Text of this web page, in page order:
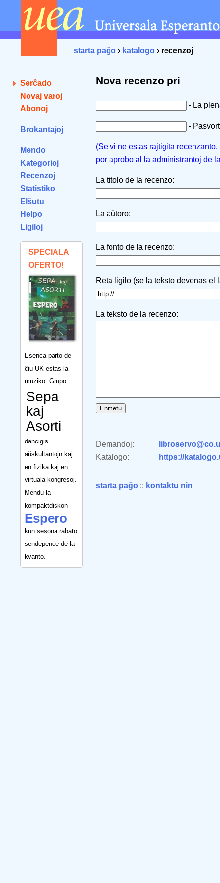
starta paĝo › katalogo › recenzoj
Serĉado
Novaj varoj
Abonoj
Brokantaĵoj
Mendo
Kategorioj
Recenzoj
Statistiko
Elŝutu
Helpo
Ligiloj
SPECIALA
OFERTO!
Esenca parto de
ĉiu UK estas la
muziko. Grupo
Sepa
kaj
Asorti
dancigis
aŭskultantojn kaj
en fizika kaj en
virtuala kongresoj.
Mendu la
kompaktdiskon
Espero
kun sesona rabato
sendepende de la
kvanto.
Nova recenzo pri
- La
-
(Se vi ne estas rajtigita
por aprobo al la administrantoj de
La titolo de la recenzo:
La aŭtoro:
La fonto de la recenzo:
Reta ligilo (se la teksto devenas el
La teksto de la recenzo:
Demandoj:
Katalogo:
https://
starta paĝo :: kontaktu nin